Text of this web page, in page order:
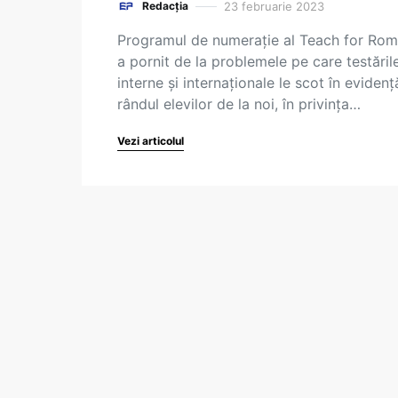
Redacția 23 februarie 2023
Programul de numerație al Teach for
a pornit de la problemele pe care
interne și internaționale le scot în
rândul elevilor de la noi, în privința…
Vezi articolul